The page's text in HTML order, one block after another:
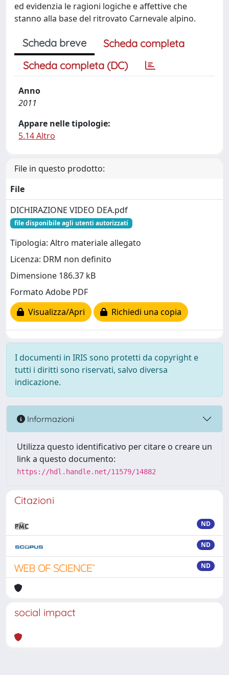
ed evidenzia le ragioni logiche e affettive che
stanno alla base del ritrovato Carnevale alpino.
Scheda breve
Scheda completa
Scheda completa (DC)
Anno
2011
Appare nelle tipologie:
5.14 Altro
File in questo prodotto:
File
DICHIRAZIONE VIDEO DEA.pdf
file disponibile agli utenti autorizzati
Tipologia: Altro materiale allegato
Licenza: DRM non definito
Dimensione 186.37 kB
Formato Adobe PDF
Visualizza/Apri
Richiedi una copia
I documenti in IRIS sono protetti da copyright e
tutti i diritti sono riservati, salvo diversa
indicazione.
Informazioni
Utilizza questo identificativo per citare o creare un
link a questo documento:
https://hdl.handle.net/11579/14882
Citazioni
ND
ND
ND
social impact